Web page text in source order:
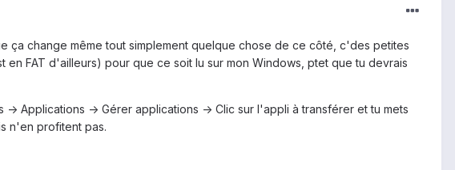
ça change même tout simplement quelque chose de ce côté, c'des petites
FAT d'ailleurs) pour que ce soit lu sur mon Windows, ptet que tu devrais
> Applications -> Gérer applications -> Clic sur l'appli à transférer et tu mets
n'en profitent pas.